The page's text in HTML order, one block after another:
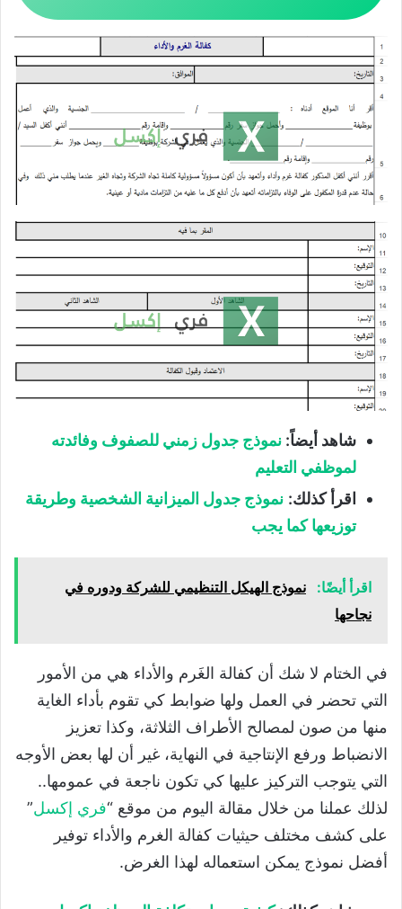
شاهد أيضاً: نموذج جدول زمني للصفوف وفائدته
لموظفي التعليم
اقرأ كذلك: نموذج جدول الميزانية الشخصية وطريقة
توزيعها كما يجب
اقرأ أيضًا:
نموذج الهيكل التنظيمي للشركة ودوره في
نجاحها
في الختام لا شك أن كفالة الغَرم والأداء هي من الأمور
التي تحضر في العمل ولها ضوابط كي تقوم بأداء الغاية
منها من صون لمصالح الأطراف الثلاثة، وكذا تعزيز
الانضباط ورفع الإنتاجية في النهاية، غير أن لها بعض الأوجه
التي يتوجب التركيز عليها كي تكون ناجعة في عمومها..
لذلك عملنا من خلال مقالة اليوم من موقع “فري إكسل”
على كشف مختلف حيثيات كفالة الغرم والأداء توفير
أفضل نموذج يمكن استعماله لهذا الغرض.